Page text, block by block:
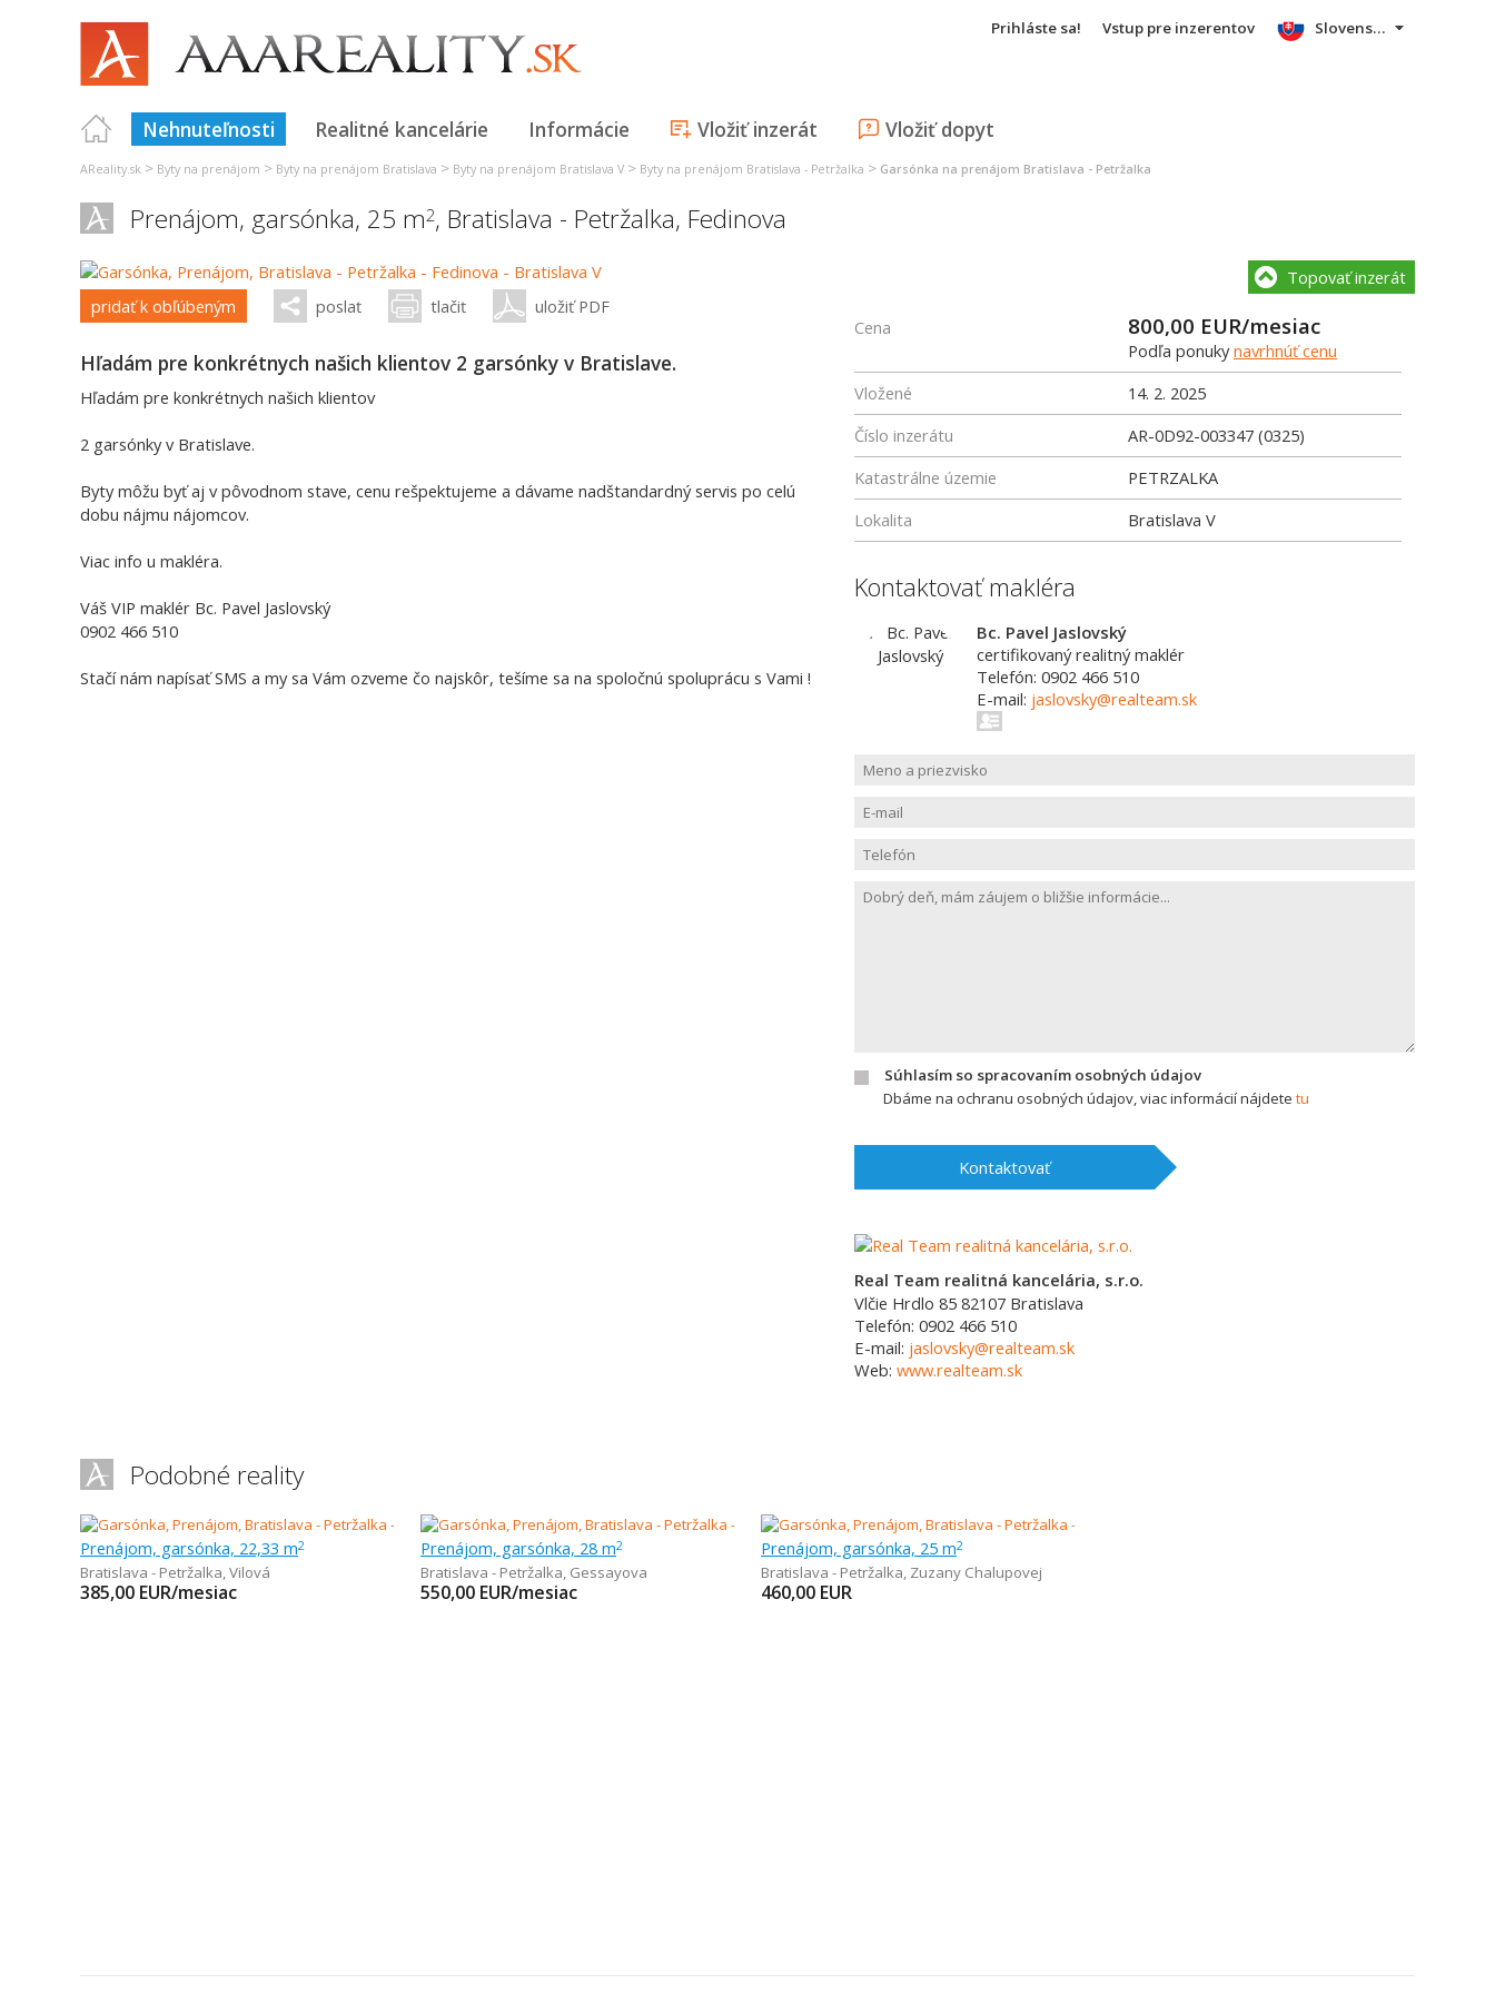
Prihláste sa! Vstup pre inzerentov
Nehnuteľnosti Realitné kancelárie Informácie Vložiť inzerát Vložiť dopyt
Slovensky
AReality.sk > Byty na prenájom > Byty na prenájom Bratislava > Byty na prenájom Bratislava V > Byty na prenájom Bratislava - Petržalka > Garsónka na prenájom Bratislava - Petržalka
Prenájom, garsónka, 25 m2, Bratislava - Petržalka, Fedinova
pridať k obľúbeným poslať tlačiť uložiť PDF
Hľadám pre konkrétnych našich klientov 2 garsónky v Bratislave.
Hľadám pre konkrétnych našich klientov
2 garsónky v Bratislave.
Byty môžu byť aj v pôvodnom stave, cenu rešpektujeme a dávame nadštandardný servis po celú
dobu nájmu nájomcov.
Viac info u makléra.
Váš VIP maklér Bc. Pavel Jaslovský
0902 466 510
Stačí nám napísať SMS a my sa Vám ozveme čo najskôr, tešíme sa na spoločnú spoluprácu s Vami !
Topovať inzerát
Cena 800,00 EUR/mesiac
Podľa ponuky navrhnúť cenu
Vložené
14. 2. 2025
Číslo inzerátu
AR-0D92-003347 (0325)
Katastrálne územie
PETRZALKA
Lokalita
Bratislava V
Kontaktovať makléra
Bc. Pavel Jaslovský
certifikovaný realitný maklér
Telefón: 0902 466 510
E-mail: jaslovsky@realteam.sk
Súhlasím so spracovaním osobných údajov
Dbáme na ochranu osobných údajov, viac informácií nájdete tu
Kontaktovať
Real Team realitná kancelária, s.r.o.
Vlčie Hrdlo 85 82107 Bratislava
Telefón: 0902 466 510
E-mail: jaslovsky@realteam.sk
Web: www.realteam.sk
Podobné reality
Prenájom, garsónka, 22,33 m2
Bratislava - Petržalka,Vilová
385,00 EUR/mesiac
Prenájom, garsónka, 28 m2
Bratislava - Petržalka, Gessayova
550,00 EUR/mesiac
Prenájom, garsónka, 25 m2
Bratislava - Petržalka, Zuzany Chalupovej
460,00 EUR